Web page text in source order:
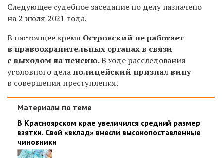
Следующее судебное заседание по делу назначено
на 2 июля 2021 года.
В настоящее время Островский не работает
в правоохранительных органах в связи
с выходом на пенсию.В ходе расследования
уголовного дела полицейский признал вину
в совершении преступления.
Материалы по теме
В Красноярском крае увеличился средний размер
взятки. Свой «вклад» внесли высокопоставленные
чиновники